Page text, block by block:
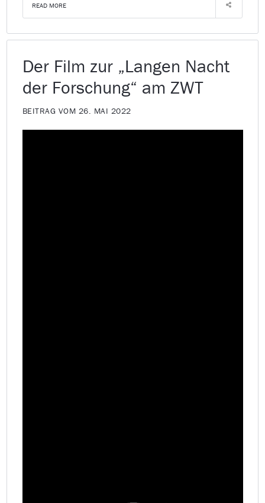
READ MORE
Der Film zur „Langen Nacht
der Forschung“ am ZWT
BEITRAG VOM 26. MAI 2022